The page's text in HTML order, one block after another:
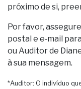
próximo de si,
Por favor,
postal e e‑mail
ou Auditor de
à sua mensagem.
*Auditor: O indivíduo